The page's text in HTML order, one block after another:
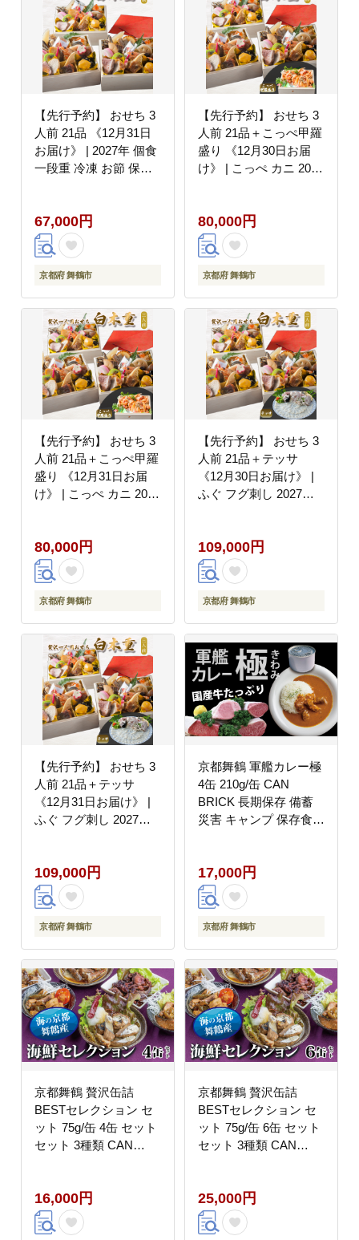
【先行予約】 おせち 3
人前 21品 《12月31日
お届け》 | 2027年 個食
一段重 冷凍 お節 保存
理 盛り付け済み 取り分
け不要 年末 お取り寄せ
年内発送
67,000円
京都府 舞鶴市
【先行予約】 おせち 3
人前 21品＋こっぺ甲羅
盛り 《12月30日お届
け》 | こっぺ カニ 2027
おすすめ 京都 舞鶴 お
せち料理 盛り付け済み
取り分け不要 年末 お取
り寄せ 年内発送
80,000円
京都府 舞鶴市
【先行予約】 おせち 3
人前 21品＋こっぺ甲羅
盛り 《12月31日お届
け》 | こっぺ カニ 2027
おすすめ 京都 舞鶴 お
せち料理 盛り付け済み
取り分け不要 年末 お取
り寄せ 年内発送
80,000円
京都府 舞鶴市
【先行予約】 おせち 3
人前 21品＋テッサ
《12月30日お届け》 |
ふぐ フグ刺し 2027年
すすめ 京都 舞鶴 おせ
ち料理 盛り付け済み 取
り分け不要 年末 お取り
寄せ 年内発送
109,000円
京都府 舞鶴市
【先行予約】 おせち 3
人前 21品＋テッサ
《12月31日お届け》 |
ふぐ フグ刺し 2027年
すすめ 京都 舞鶴 おせ
ち料理 盛り付け済み 取
り分け不要 年末 お取り
寄せ 年内発送
109,000円
京都府 舞鶴市
京都舞鶴 軍艦カレー極
4缶 210g/缶 CAN
BRICK 長期保存 備蓄
災害 キャンプ 保存食
牛カレー ビーフカレー
缶 箱入り 非常食
17,000円
京都府 舞鶴市
京都舞鶴 贅沢缶詰
BESTセレクション セ
ット 75g/缶 4缶 セット
セット 3種類 CAN
サワラのゆずしょう油
ゆずしょう油 スパイス
アヒージョ 魚 海鮮 シ
16,000円
京都舞鶴 贅沢缶詰
BESTセレクション セ
ット 75g/缶 6缶 セット
セット 3種類 CAN
サワラのゆずしょう油
ゆずしょう油 スパイス
アヒージョ 魚 海鮮 シ
25,000円